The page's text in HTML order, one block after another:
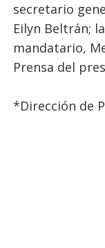
secretario
Eilyn Beltrán;
mandatario,
Prensa del
*Dirección de